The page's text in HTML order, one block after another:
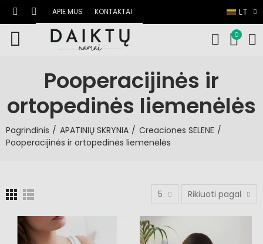
LT
APIE MUS KONTAKTAI
0
Pooperacijinės ir
ortopedinės liemenėlės
Pagrindinis APATINIŲ SKRYNIA
Creaciones SELENE
Pooperacijinės ir ortopedinės liemenėlės
5 Rikiuoti pagal